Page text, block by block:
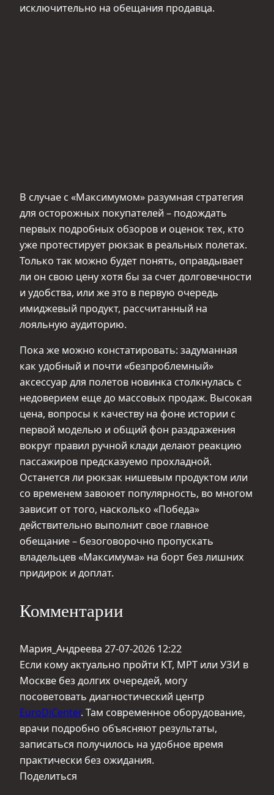
исключительно на обещания продавца.
В случае с «Максимумом» разумная стратегия
для осторожных покупателей – подождать
первых подробных обзоров и оценок тех, кто
уже протестирует рюкзак в реальных полетах.
Только так можно будет понять, оправдывает
ли он свою цену хотя бы за счет долговечности
и удобства, или же это в первую очередь
имиджевый продукт, рассчитанный на
лояльную аудиторию.
Пока же можно констатировать: задуманная
как удобный и почти «безпроблемный»
аксессуар для полетов новинка столкнулась с
недоверием еще до массовых продаж. Высокая
цена, вопросы к качеству на фоне истории с
первой моделью и общий фон раздражения
вокруг правил ручной клади делают реакцию
пассажиров предсказуемо прохладной.
Останется ли рюкзак нишевым продуктом или
со временем завоюет популярность, во многом
зависит от того, насколько «Победа»
действительно выполнит свое главное
обещание – безоговорочно пропускать
владельцев «Максимума» на борт без лишних
придирок и доплат.
Комментарии
Мария_Андреева 27-07-2026 12:22
Если кому актуально пройти КТ, МРТ или УЗИ в
Москве без долгих очередей, могу
посоветовать диагностический центр
EuroDiCenter. Там современное оборудование,
врачи подробно объясняют результаты,
записаться получилось на удобное время
практически без ожидания.
Поделиться